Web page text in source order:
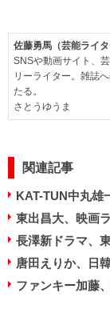
佐藤勇馬（芸能ライタ
SNSや動画サイト、
リーライター。雑誌
たる。
さとうゆうま
関連記事
KAT-TUN中丸雄
東出昌大、映画
長澤新ドラマ、
唐田えりか、日
ファンキー加藤